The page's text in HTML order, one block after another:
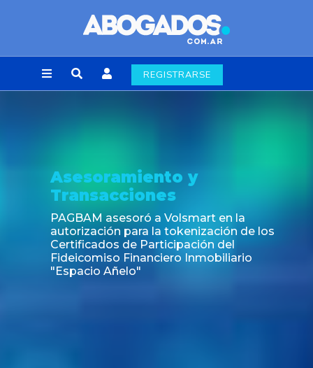
REGISTRARSE
Asesoramiento y
Transacciones
PAGBAM asesoró a Volsmart en la
autorización para la tokenización de los
Certificados de Participación del
Fideicomiso Financiero Inmobiliario
"Espacio Añelo"